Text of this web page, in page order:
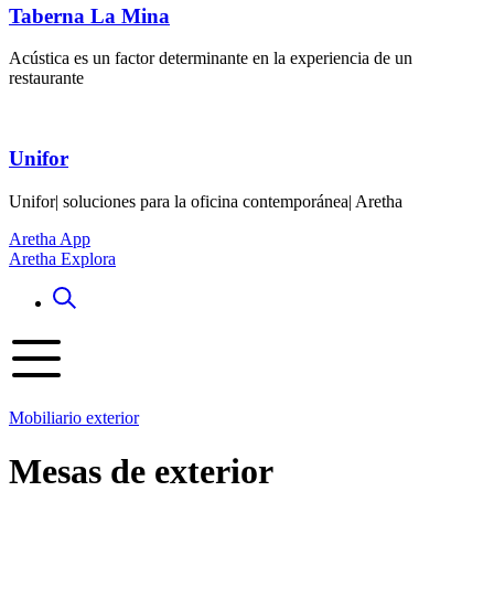
Taberna La Mina
Acústica es un factor determinante en la experiencia de un
restaurante
Unifor
Unifor| soluciones para la oficina contemporánea| Aretha
Aretha App
Aretha Explora
Mobiliario exterior
Mesas de exterior